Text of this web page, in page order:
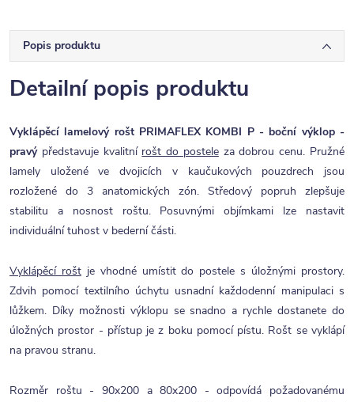
Popis produktu
Detailní popis produktu
Vyklápěcí lamelový rošt PRIMAFLEX KOMBI P - boční výklop -
pravý představuje kvalitní rošt do posteleza dobrou cenu. Pružné
lamely uložené ve dvojicích v kaučukových pouzdrech jsou
rozložené do 3 anatomických zón. Středový popruh zlepšuje
stabilitu a nosnost roštu. Posuvnými objímkami lze nastavit
individuální tuhost v bederní části.
Vyklápěcí roštje vhodné umístit do postele s úložnými prostory.
Zdvih pomocí textilního úchytu usnadní každodenní manipulaci s
lůžkem. Díky možnosti výklopu se snadno a rychle dostanete do
úložných prostor - přístup je z boku pomocí pístu. Rošt se vyklápí
na pravou stranu.
Rozměr roštu - 90x200 a 80x200 - odpovídá požadovanému